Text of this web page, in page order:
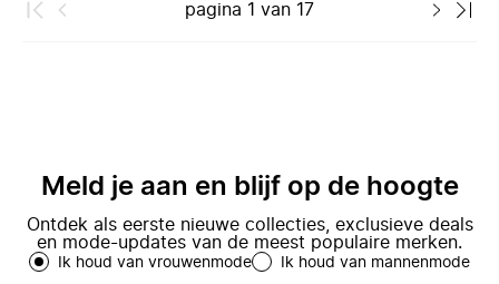
pagina 1 van 17
Meld je aan en blijf op de hoogte
Ontdek als eerste nieuwe collecties, exclusieve deals
en mode-updates van de meest populaire merken.
Ik houd van vrouwenmode Ik houd van mannenmode